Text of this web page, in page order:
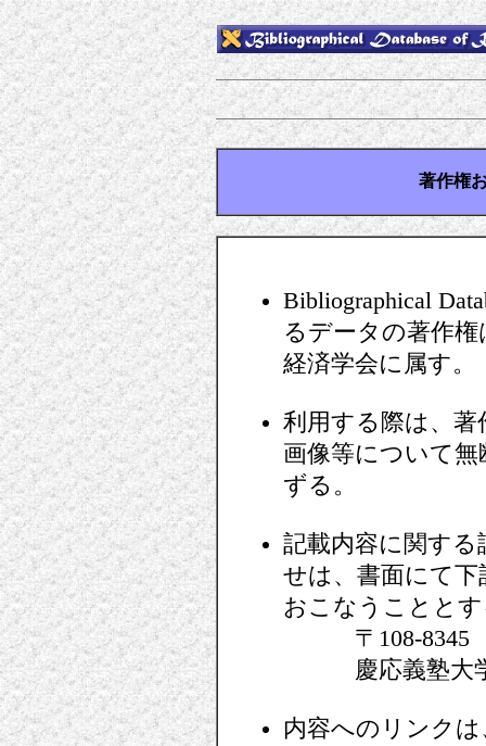
著作権
Bibliographical
るデータの著作
経済学会に属す。
利用する際は、
画像等について無
ずる。
記載内容に関す
せは、書面にて
おこなうことと
〒108-8345 東
慶応義塾大学
内容へのリンク